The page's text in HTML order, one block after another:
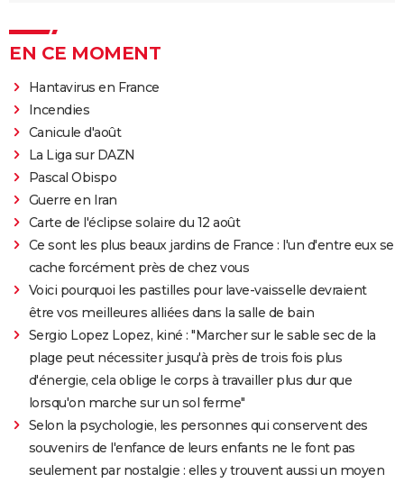
EN CE MOMENT
Hantavirus en France
Incendies
Canicule d'août
La Liga sur DAZN
Pascal Obispo
Guerre en Iran
Carte de l'éclipse solaire du 12 août
Ce sont les plus beaux jardins de France : l'un d'entre eux se
cache forcément près de chez vous
Voici pourquoi les pastilles pour lave-vaisselle devraient
être vos meilleures alliées dans la salle de bain
Sergio Lopez Lopez, kiné : "Marcher sur le sable sec de la
plage peut nécessiter jusqu'à près de trois fois plus
d'énergie, cela oblige le corps à travailler plus dur que
lorsqu'on marche sur un sol ferme"
Selon la psychologie, les personnes qui conservent des
souvenirs de l'enfance de leurs enfants ne le font pas
seulement par nostalgie : elles y trouvent aussi un moyen